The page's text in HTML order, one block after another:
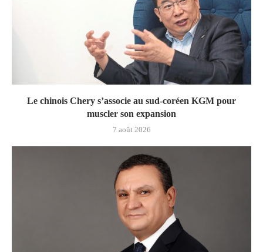
Le chinois Chery s’associe au sud‑coréen KGM pour
muscler son expansion
7 août 2026